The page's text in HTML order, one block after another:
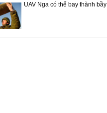
UAV Nga có thể bay thành bầy